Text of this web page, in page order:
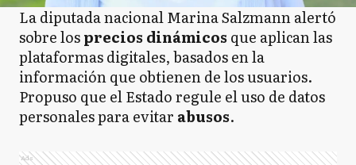
La diputada nacional Marina Salzmann alertó
sobre losprecios dinámicos que aplican las
plataformas digitales, basados en la
información que obtienen de los usuarios.
Propuso que el Estado regule el uso de datos
personales para evitar abusos.
Ads